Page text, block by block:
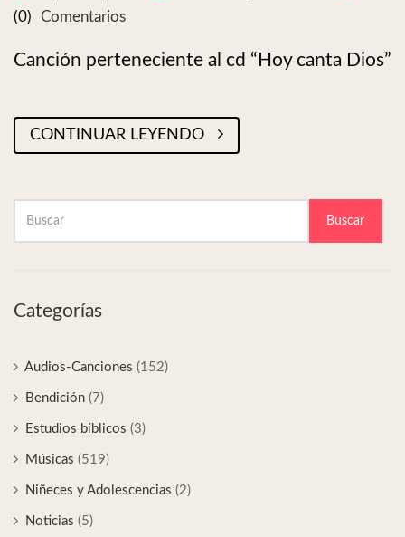
(0)
Comentarios
Canción perteneciente al cd “Hoy canta Dios”
CONTINUAR LEYENDO
Buscar
Categorías
Audios-Canciones (152)
Bendición (7)
Estudios bíblicos (3)
Músicas (519)
Niñeces y Adolescencias (2)
Noticias (5)